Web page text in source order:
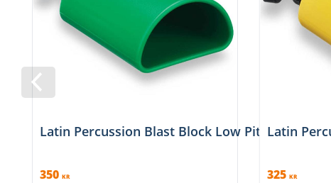
Latin Percussion Blast Block Low Pitch
350 KR
Latin
325 KR